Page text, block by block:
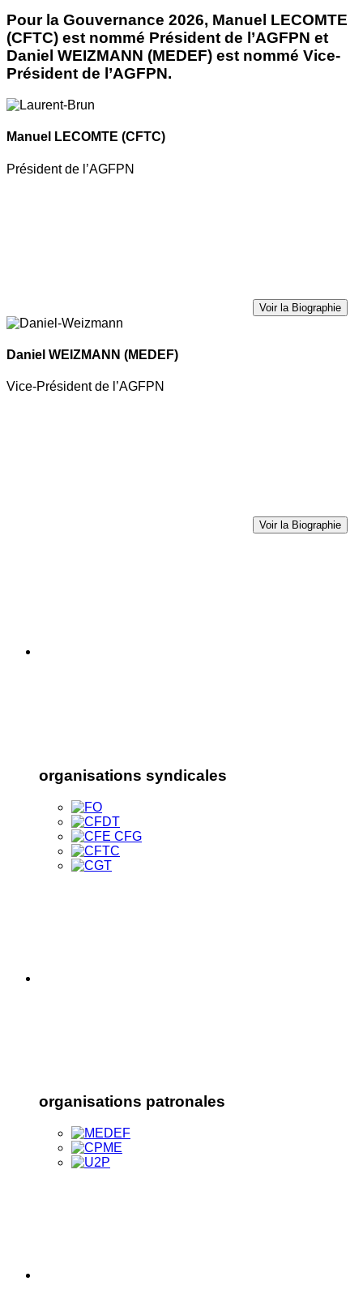
Pour la Gouvernance 2026, Manuel LECOMTE
(CFTC) est nommé Président de l’AGFPN et
Daniel WEIZMANN (MEDEF) est nommé Vice-
Président de l’AGFPN.
Manuel LECOMTE (CFTC)
Président de l’AGFPN
Voir la Biographie
Daniel WEIZMANN (MEDEF)
Vice-Président de l’AGFPN
Voir la Biographie
organisations syndicales
organisations patronales